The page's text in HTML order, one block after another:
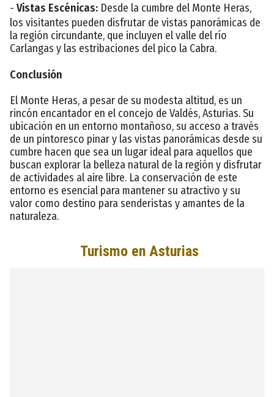
- Vistas Escénicas: Desde la cumbre del Monte Heras,
los visitantes pueden disfrutar de vistas panorámicas de
la región circundante, que incluyen el valle del río
Carlangas y las estribaciones del pico la Cabra.
Conclusión
El Monte Heras, a pesar de su modesta altitud, es un
rincón encantador en el concejo de Valdés, Asturias. Su
ubicación en un entorno montañoso, su acceso a través
de un pintoresco pinar y las vistas panorámicas desde su
cumbre hacen que sea un lugar ideal para aquellos que
buscan explorar la belleza natural de la región y disfrutar
de actividades al aire libre. La conservación de este
entorno es esencial para mantener su atractivo y su
valor como destino para senderistas y amantes de la
naturaleza.